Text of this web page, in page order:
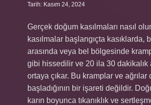
Tarih: Kasım 24, 2024
Gerçek doğum kasılmaları nasıl
kasılmalar başlangıçta kasıklarda,
arasında veya bel bölgesinde
gibi hissedilir ve 20 ila 30 dakikalık
ortaya çıkar. Bu kramplar ve ağrılar
başladığının bir işareti değildir.
karın boyunca tıkanıklık ve